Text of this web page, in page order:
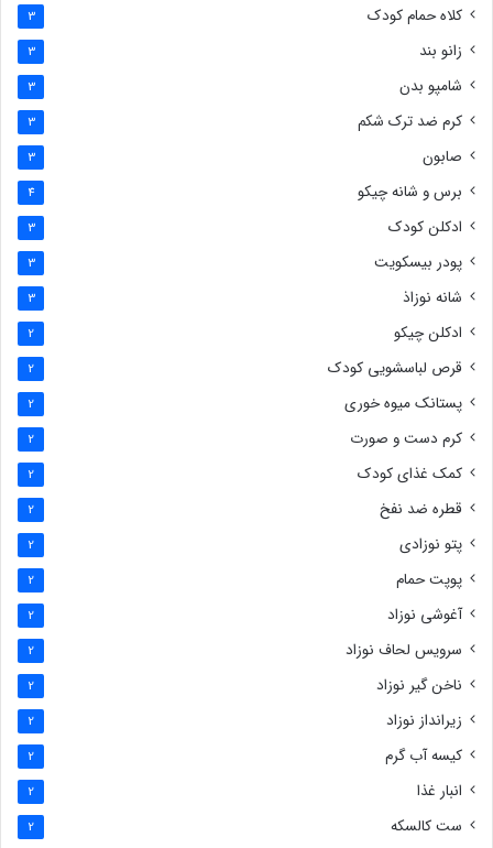
کلاه حمام کودک 3
زانو بند 3
شامپو بدن 3
کرم ضد ترک شکم 3
صابون 3
برس و شانه چیکو 4
ادکلن کودک 3
پودر بیسکویت 3
شانه نوزاذ 3
ادکلن چیکو 2
قرص لباسشویی کودک 2
پستانک میوه خوری 2
کرم دست و صورت 2
کمک غذای کودک 2
قطره ضد نفخ 2
پتو نوزادی 2
پوپت حمام 2
آغوشی نوزاد 2
سرویس لحاف نوزاد 2
ناخن گیر نوزاد 2
زیرانداز نوزاد 2
کیسه آب گرم 2
انبار غذا 2
ست کالسکه 2